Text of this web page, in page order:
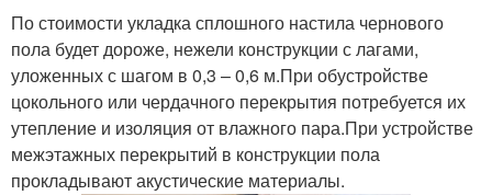
По стоимости укладка сплошного настила чернового
пола будет дороже, нежели конструкции с лагами,
уложенных с шагом в 0,3 – 0,6 м.При обустройстве
цокольного или чердачного перекрытия потребуется их
утепление и изоляция от влажного пара.При устройстве
межэтажных перекрытий в конструкции пола
прокладывают акустические материалы.